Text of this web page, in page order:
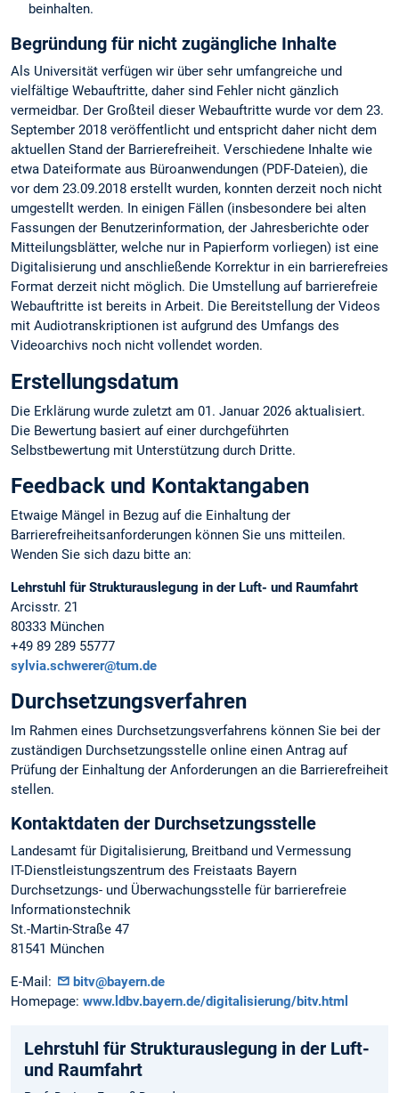
beinhalten.
Begründung für nicht zugängliche Inhalte
Als Universität verfügen wir über sehr umfangreiche und
vielfältige Webauftritte, daher sind Fehler nicht gänzlich
vermeidbar. Der Großteil dieser Webauftritte wurde vor dem 23.
September 2018 veröffentlicht und entspricht daher nicht dem
aktuellen Stand der Barrierefreiheit. Verschiedene Inhalte wie
etwa Dateiformate aus Büroanwendungen (PDF-Dateien), die
vor dem 23.09.2018 erstellt wurden, konnten derzeit noch nicht
umgestellt werden. In einigen Fällen (insbesondere bei alten
Fassungen der Benutzerinformation, der Jahresberichte oder
Mitteilungsblätter, welche nur in Papierform vorliegen) ist eine
Digitalisierung und anschließende Korrektur in ein barrierefreies
Format derzeit nicht möglich. Die Umstellung auf barrierefreie
Webauftritte ist bereits in Arbeit. Die Bereitstellung der Videos
mit Audiotranskriptionen ist aufgrund des Umfangs des
Videoarchivs noch nicht vollendet worden.
Erstellungsdatum
Die Erklärung wurde zuletzt am 01. Januar 2026 aktualisiert.
Die Bewertung basiert auf einer durchgeführten
Selbstbewertung mit Unterstützung durch Dritte.
Feedback und Kontaktangaben
Etwaige Mängel in Bezug auf die Einhaltung der
Barrierefreiheitsanforderungen können Sie uns mitteilen.
Wenden Sie sich dazu bitte an:
Lehrstuhl für Strukturauslegung in der Luft- und Raumfahrt
Arcisstr. 21
80333 München
+49 89 289 55777
sylvia.schwerer@tum.de
Durchsetzungsverfahren
Im Rahmen eines Durchsetzungsverfahrens können Sie bei der
zuständigen Durchsetzungsstelle online einen Antrag auf
Prüfung der Einhaltung der Anforderungen an die Barrierefreiheit
stellen.
Kontaktdaten der Durchsetzungsstelle
Landesamt für Digitalisierung, Breitband und Vermessung
IT-Dienstleistungszentrum des Freistaats Bayern
Durchsetzungs- und Überwachungsstelle für barrierefreie
Informationstechnik
St.-Martin-Straße 47
81541 München
E-Mail:
bitv@bayern.de
Homepage: www.ldbv.bayern.de/digitalisierung/bitv.html
Lehrstuhl für Strukturauslegung in der Luft-
und Raumfahrt